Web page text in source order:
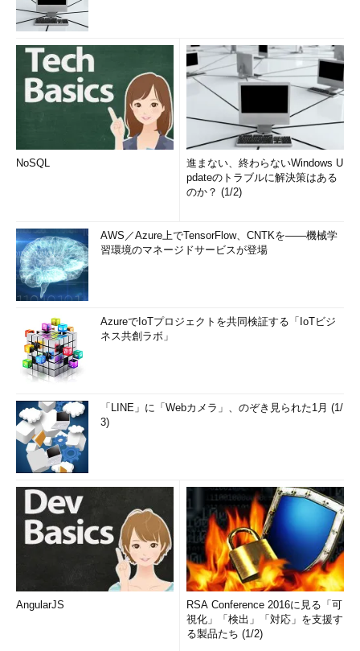
NoSQL
進まない、終わらないWindows U
pdateのトラブルに解決策はある
のか？ (1/2)
AWS／Azure上でTensorFlow、CNTKを――機械学
習環境のマネージドサービスが登場
AzureでIoTプロジェクトを共同検証する「IoTビジ
ネス共創ラボ」
「LINE」に「Webカメラ」、のぞき見られた1月 (1/
3)
AngularJS
RSA Conference 2016に見る「可
視化」「検出」「対応」を支援す
る製品たち (1/2)